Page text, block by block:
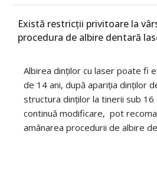
Există restricții privitoare la
procedura de albire dentară
Albirea dinților cu laser poate fi
de 14 ani, după apariția dinților
structura dinților la tinerii sub
continuă modificare, pot
amânarea procedurii de albire